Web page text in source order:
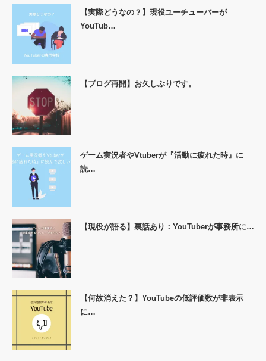
【実際どうなの？】現役ユーチューバーが
YouTub…
【ブログ再開】お久しぶりです。
ゲーム実況者やVtuberが『活動に疲れた時』に
読…
【現役が語る】裏話あり：YouTuberが事務所に…
【何故消えた？】YouTubeの低評価数が非表示
に…